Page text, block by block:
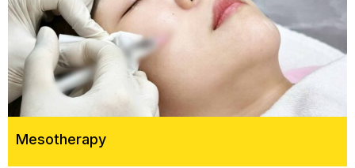
Mesotherapy